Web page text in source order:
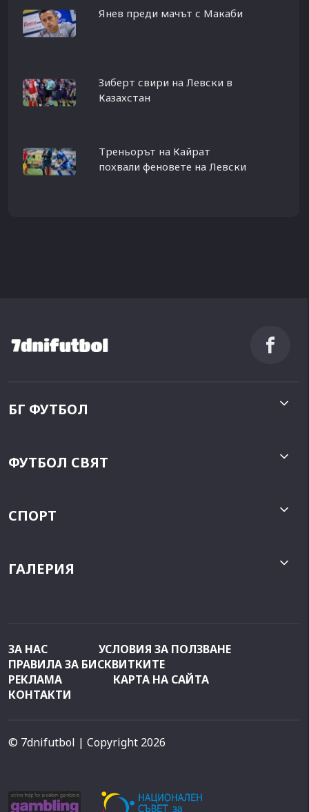
Янев преди мачът с Макаби
Зиберт свири на Левски в
Казахстан
Треньорът на Кайрат
похвали феновете на Левски
БГ ФУТБОЛ
ФУТБОЛ СВЯТ
СПОРТ
ГАЛЕРИЯ
ЗА НАС
УСЛОВИЯ ЗА ПОЛЗВАНЕ
ПРАВИЛА ЗА БИСКВИТКИТЕ
РЕКЛАМА
КАРТА НА САЙТА
КОНТАКТИ
© 7dnifutbol | Copyright 2026